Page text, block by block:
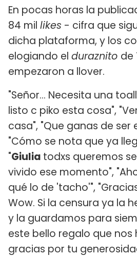
En pocas horas la
84 mil likes - cifra que
dicha plataforma, y los
elogiando el duraznito de
empezaron a llover.
"Señor... Necesita una
listo c piko esta cosa",
casa", "Que ganas de ser
"Cómo se nota que ya
"Giulia todxs queremos
vivido ese momento",
qué lo de 'tacho'",
Wow. Si la censura ya la
y la guardamos para
este bello regalo que nos
gracias por tu